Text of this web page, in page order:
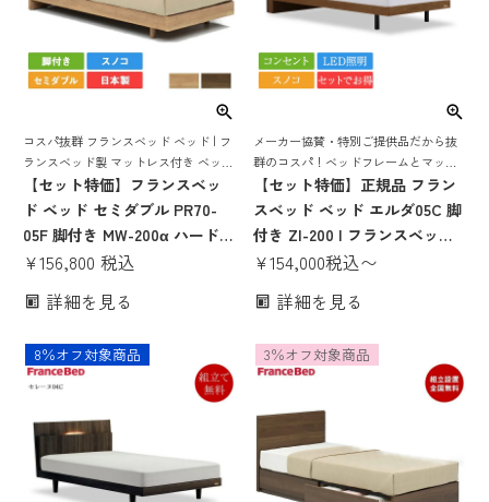
コスパ抜群 フランスベッド ベッド | フ
ランスベッド製 マットレス付き ベット
マットレス 付き マットレスセット 70
周年 脚付き スノコ すのこ すのこベッ
【セット特価】フランスベッ
ド ベッド セミダブル PR70-
05F 脚付き MW-200α ハード |
正規品 フランスベッド製 セミ
マットレスセット ベッドセッ
スノコ すのこベッド 日本製
pr70-05f 70周年
¥156,800 税込
詳細を見る
メーカー協賛・特別ご提供品だから抜
群のコスパ！ベッドフレームとマット
レスがセットでお得！
【セット特価】正規品 フラン
スベッド ベッド エルダ05C 脚
付き ZI-200 | フランスベッド
製 マットレス付き マットレス
しゃれ コンパクト 省スペース
き シングル セミダブル ダブル
¥154,000税込〜
詳細を見る
8％オフ対象商品 3％オフ対象商品